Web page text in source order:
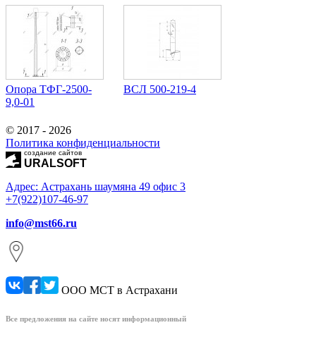
Опора ТФГ-2500-
9,0-01
ВСЛ 500-219-4
© 2017 - 2026
Политика конфиденциальности
создание сайтов
URALSOFT
Адрес: Астрахань шаумяна 49 офис 3
+7(922)107-46-97
info@mst66.ru
ООО МСТ в Астрахани
Все предложения на сайте носят информационный